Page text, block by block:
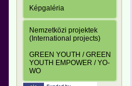
Képgaléria
Nemzetközi projektek
(International projects)
GREEN YOUTH / GREEN
YOUTH EMPOWER / YO-
WO